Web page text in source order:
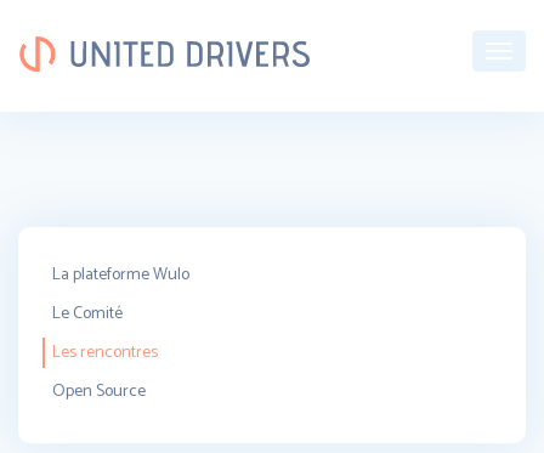
La plateforme Wulo
Le Comité
Les rencontres
Open Source